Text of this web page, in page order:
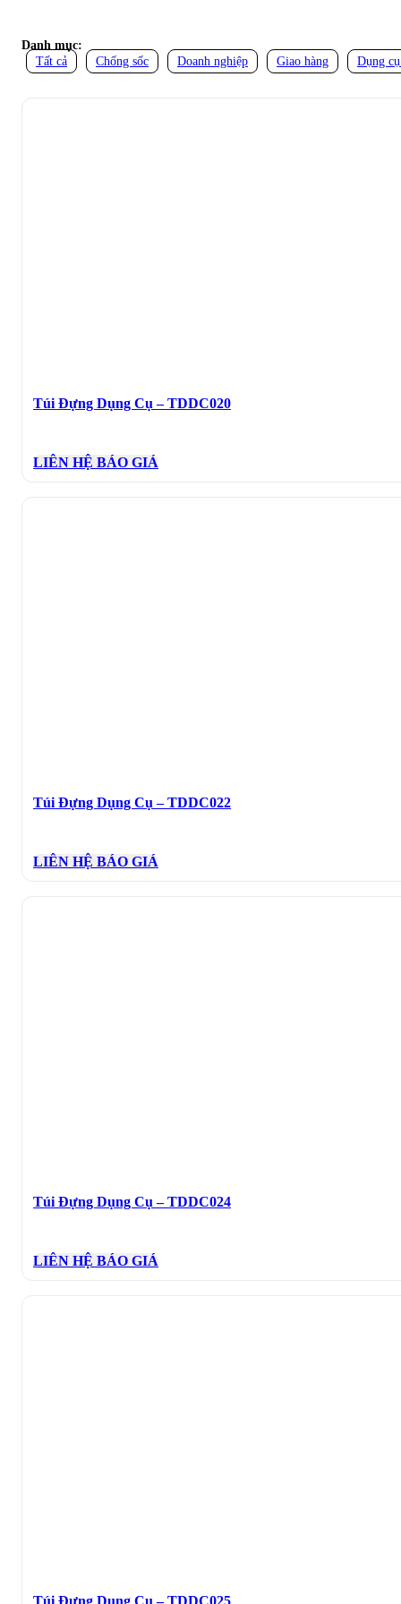
Danh mục:
Tất cả
Chống sốc Doanh nghiệp Giao hàng Dụng
Túi Đựng Dụng Cụ – TDDC020
LIÊN HỆ BÁO GIÁ
Túi Đựng Dụng Cụ – TDDC022
LIÊN HỆ BÁO GIÁ
Túi Đựng Dụng Cụ – TDDC024
LIÊN HỆ BÁO GIÁ